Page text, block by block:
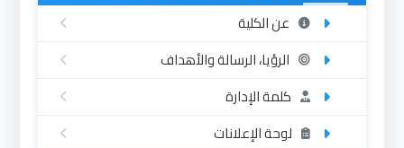
عن الكلية
الرؤيا، الرسالة والأهداف
كلمة الإدارة
لوحة الإعلانات